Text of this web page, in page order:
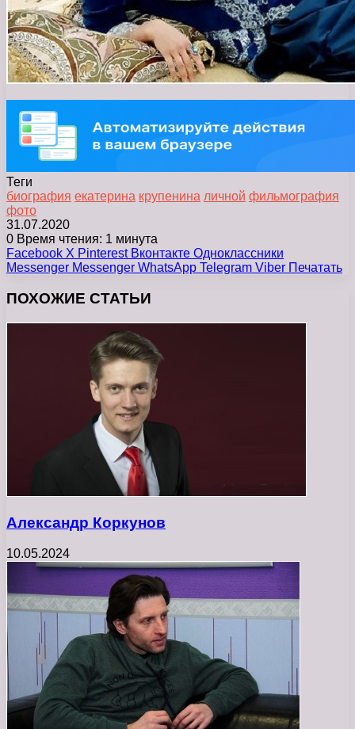
Теги
биография екатерина крупенина личной фильмография
фото
31.07.2020
0 Время чтения: 1 минута
Facebook X Pinterest Вконтакте Одноклассники
Messenger Messenger WhatsApp Telegram Viber Печатать
ПОХОЖИЕ СТАТЬИ
Александр Коркунов
10.05.2024